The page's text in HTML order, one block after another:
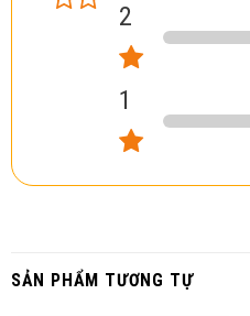
2
1
SẢN PHẨM TƯƠNG TỰ